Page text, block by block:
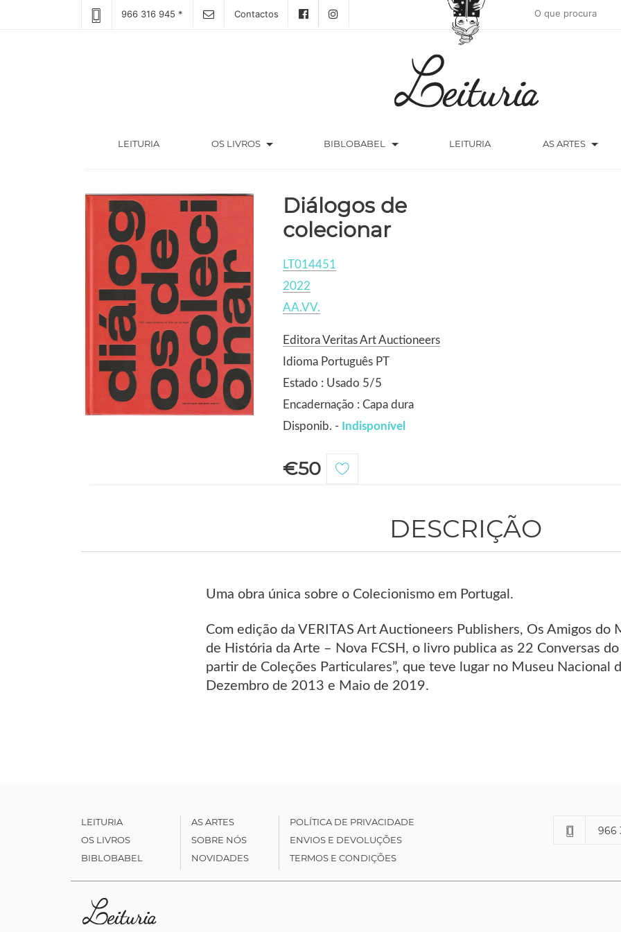
966 316 945 * Contactos
LEITURIA(CURRENT) OS LIVROS arrow_drop_down BIBLOBABEL arrow_drop_down LEITURIA AS ARTES arrow_drop_down
Diálogos de
colecionar
LT014451
2022
AA.VV.
Editora Veritas Art Auctioneers
Idioma Português PT
Estado : Usado 5/5
Encadernação : Capa dura
Disponib. - Indisponível
€50
DESCRIÇÃO
Uma obra única sobre o Colecionismo em Portugal.
Com edição da VERITAS Art Auctioneers Publishers, Os Amigos
de História da Arte – Nova FCSH, o livro publica as 22 Conversas
partir de Coleções Particulares”, que teve lugar no Museu Nacional
Dezembro de 2013 e Maio de 2019.
LEITURIA
OS LIVROS
BIBLOBABEL
AS ARTES
SOBRE NÓS
NOVIDADES
POLÍTICA DE PRIVACIDADE
ENVIOS E DEVOLUÇÕES
TERMOS E CONDIÇÕES
966